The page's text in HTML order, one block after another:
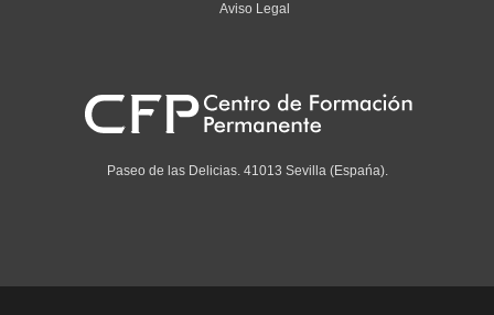
Aviso Legal
Paseo de las Delicias. 41013 Sevilla (Espańa).